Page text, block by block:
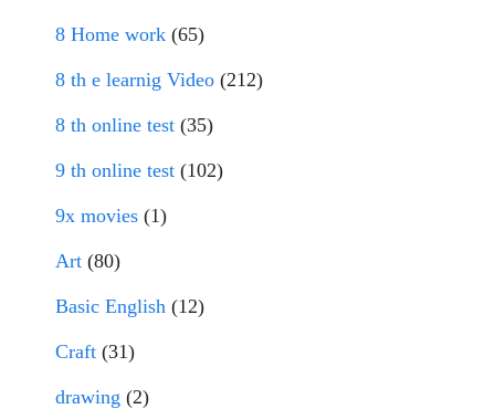
8 Home work (65)
8 th e learnig Video (212)
8 th online test (35)
9 th online test (102)
9x movies (1)
Art (80)
Basic English (12)
Craft (31)
drawing (2)